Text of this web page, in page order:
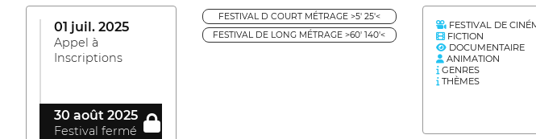
01 juil. 2025
Appel à
Inscriptions
30 août 2025
Festival fermé
FESTIVAL D COURT MÉTRAGE >5' 25'<
FESTIVAL DE LONG MÉTRAGE >60' 140'<
FESTIVAL DE
FICTION
DOCUMENTAIRE
ANIMATION
GENRES
THÈMES